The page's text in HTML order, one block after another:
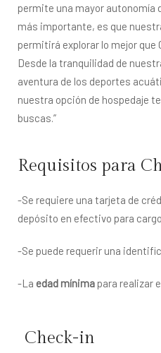
permite una mayor autonomía
más importante, es que
permitirá explorar lo mejor que
Desde la tranquilidad de
aventura de los deportes
nuestra opción de hospedaje
buscas.”
Requisitos para
-Se requiere una tarjeta de
depósito en efectivo para
-Se puede requerir una
-La edad mínima para realizar
Check-in